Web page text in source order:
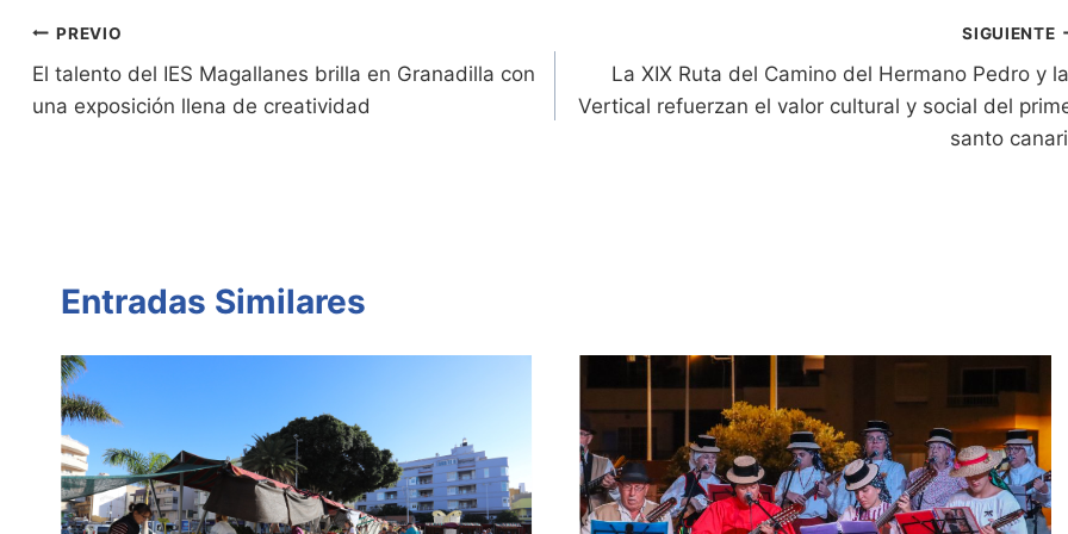
ri
e
n
Li
n
A
p
b
o
ar
tir
Navegación
de
PREVIO
El talento del IES Magallanes brilla en Granadilla con
una exposición llena de creatividad
SIGUIENTE
La XIX Ruta del Camino del Hermano Pedro y
Vertical refuerzan el valor cultural y social del
santo
Entradas Similares